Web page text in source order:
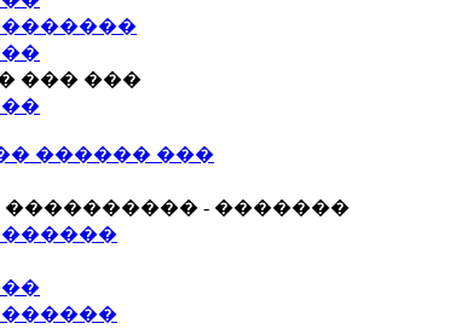
��� ���
������ ���
- ���������� - �������